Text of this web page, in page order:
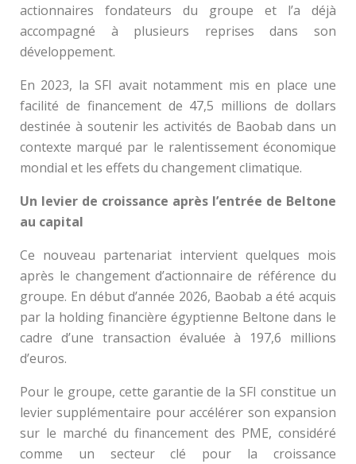
actionnaires fondateurs du groupe et l’a déjà
accompagné à plusieurs reprises dans son
développement.
En 2023, la SFI avait notamment mis en place une
facilité de financement de 47,5 millions de dollars
destinée à soutenir les activités de Baobab dans un
contexte marqué par le ralentissement économique
mondial et les effets du changement climatique.
Un levier de croissance après l’entrée de Beltone
au capital
Ce nouveau partenariat intervient quelques mois
après le changement d’actionnaire de référence du
groupe. En début d’année 2026, Baobab a été acquis
par la holding financière égyptienne Beltone dans le
cadre d’une transaction évaluée à 197,6 millions
d’euros.
Pour le groupe, cette garantie de la SFI constitue un
levier supplémentaire pour accélérer son expansion
sur le marché du financement des PME, considéré
comme un secteur clé pour la croissance